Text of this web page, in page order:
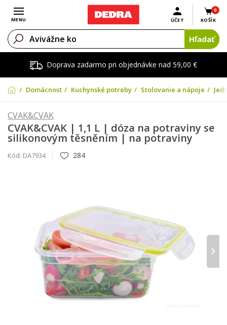
Doprava zadarmo pri objednávke nad 59,00 €
Otvoriť menu
MENU
0
KOŠÍK
ÚČET
Hľadať
Domácnosť Kuchynské potreby Stolovanie a nápoje
CVAK&CVAK
CVAK&CVAK | 1,1 L | dóza na potraviny se
silikonovým těsněním | na potraviny
Kód: DA7934 284
›